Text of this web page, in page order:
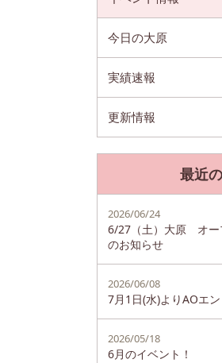
今日の大原
実績速報
更新情報
最近
2026/06/24
6/27（土）大原 オー
のお知らせ
2026/06/08
7月1日(水)よりAOエ
2026/05/18
6月のイベント！